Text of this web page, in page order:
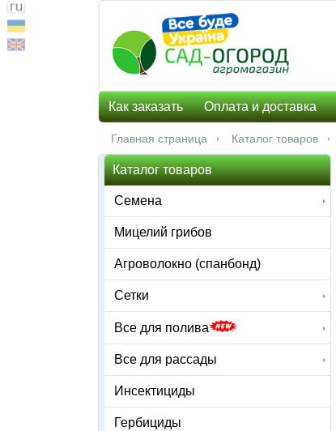
Как заказать Оплата и доставка
Главная страница Каталог товаров
Каталог товаров
Семена
Мицелий грибов
Агроволокно (спанбонд)
Сетки
Все для полива
Все для рассады
Инсектициды
Гербициды